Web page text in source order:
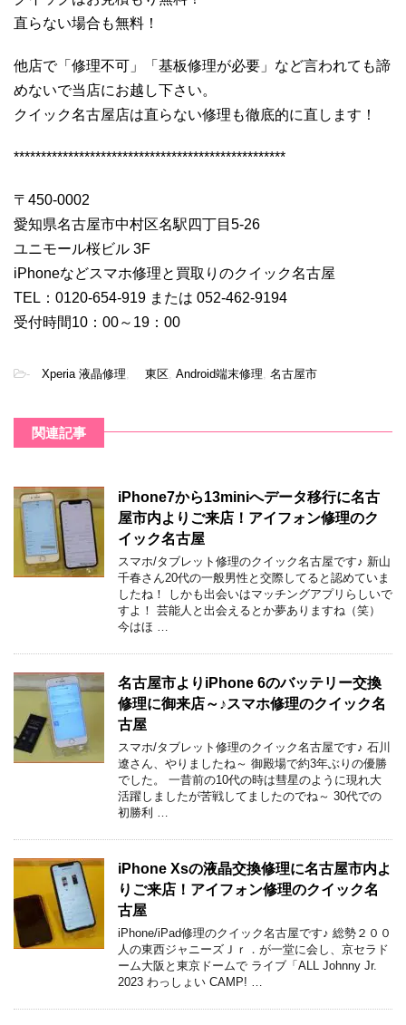
直らない場合も無料！
他店で「修理不可」「基板修理が必要」など言われても諦
めないで当店にお越し下さい。
クイック名古屋店は直らない修理も徹底的に直します！
**************************************************
〒450-0002
愛知県名古屋市中村区名駅四丁目5-26
ユニモール桜ビル 3F
iPhoneなどスマホ修理と買取りのクイック名古屋
TEL：0120-654-919 または 052-462-9194
受付時間10：00～19：00
- Xperia 液晶修理 東区 Android端末修理 名古屋市
関連記事
iPhone7から13miniへデータ移行に名古
屋市内よりご来店！アイフォン修理のク
イック名古屋
スマホ/タブレット修理のクイック名古屋です♪ 新山
千春さん20代の一般男性と交際してると認めていま
したね！ しかも出会いはマッチングアプリらしいで
すよ！ 芸能人と出会えるとか夢ありますね（笑）
今はほ …
名古屋市よりiPhone 6のバッテリー交換
修理に御来店～♪スマホ修理のクイック名
古屋
スマホ/タブレット修理のクイック名古屋です♪ 石川
遼さん、やりましたね～ 御殿場で約3年ぶりの優勝
でした。 一昔前の10代の時は彗星のように現れ大
活躍しましたが苦戦してましたのでね～ 30代での
初勝利 …
iPhone Xsの液晶交換修理に名古屋市内よ
りご来店！アイフォン修理のクイック名
古屋
iPhone/iPad修理のクイック名古屋です♪ 総勢２００
人の東西ジャニーズＪｒ．が一堂に会し、京セラド
ーム大阪と東京ドームで ライブ「ALL Johnny Jr.
2023 わっしょい CAMP! …